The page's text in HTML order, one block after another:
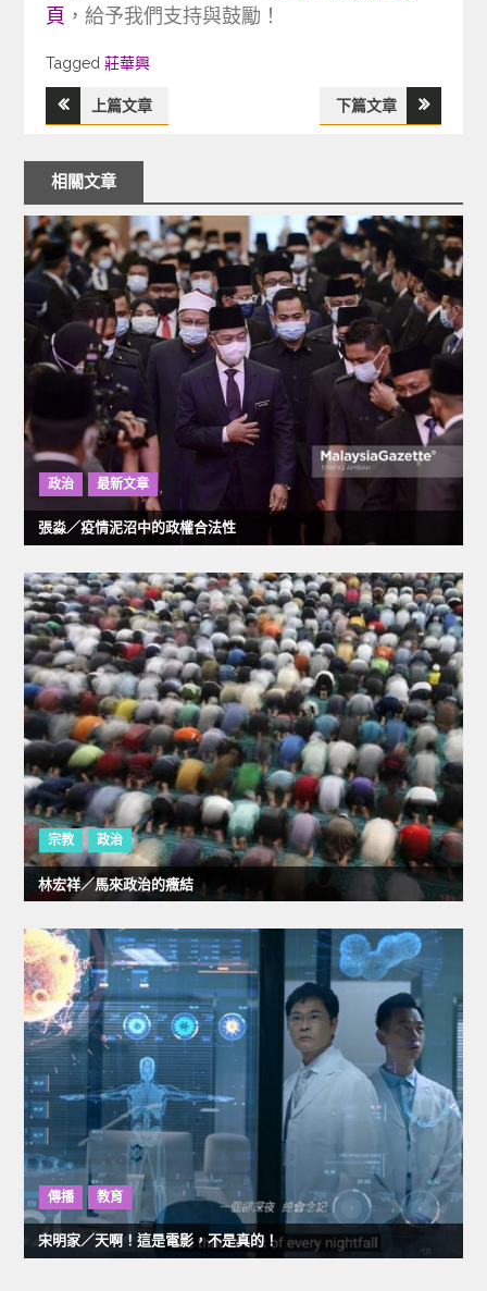
頁 ，給予我們支持與鼓勵！
Tagged
Tagged莊華興
文
章
導
覽
上篇文章 下篇文章
相關文章
政治 最新文章
張淼／疫情泥沼中的政權合法性
宗教 政治
林宏祥／馬來政治的癥結
傳播 教育
宋明家／天啊！這是電影，不是真的！